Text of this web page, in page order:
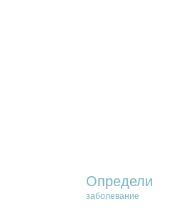
Определи
заболевание